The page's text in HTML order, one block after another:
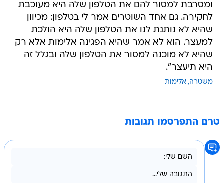
ומסרבת למסור להם את הטלפון שלה היא מעוכבת
לחקירה. גם אחד השוטרים אמר לי בטלפון: מכיוון
שהיא לא נותנת לנו את הטלפון שלה היא הולכת
למעצר. הוא לא אמר שהיא הפגינה אלימות אלא רק
שהיא לא מוכנה למסור את הטלפון שלה ובגלל זה
היא תיעצר".
משטרה אלימות
טרם התפרסמו תגובות